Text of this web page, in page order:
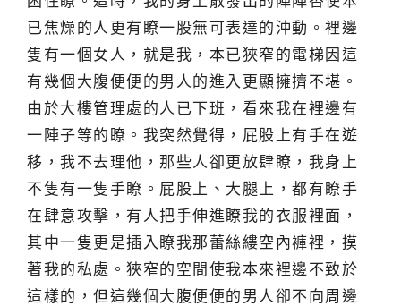
已焦燥的人更有瞭一股無可表達的沖動。裡邊
隻有一個女人，就是我，本已狹窄的電梯因這
有幾個大腹便便的男人的進入更顯擁擠不堪。
由於大樓管理處的人已下班，看來我在裡邊有
一陣子等的瞭。我突然覺得，屁股上有手在遊
移，我不去理他，那些人卻更放肆瞭，我身上
不隻有一隻手瞭。屁股上、大腿上，都有瞭手
在肆意攻擊，有人把手伸進瞭我的衣服裡面，
其中一隻更是插入瞭我那蕾絲縷空內褲裡，摸
著我的私處。狹窄的空間使我本來裡邊不致於
這樣的，但這幾個大腹便便的男人卻不向周邊